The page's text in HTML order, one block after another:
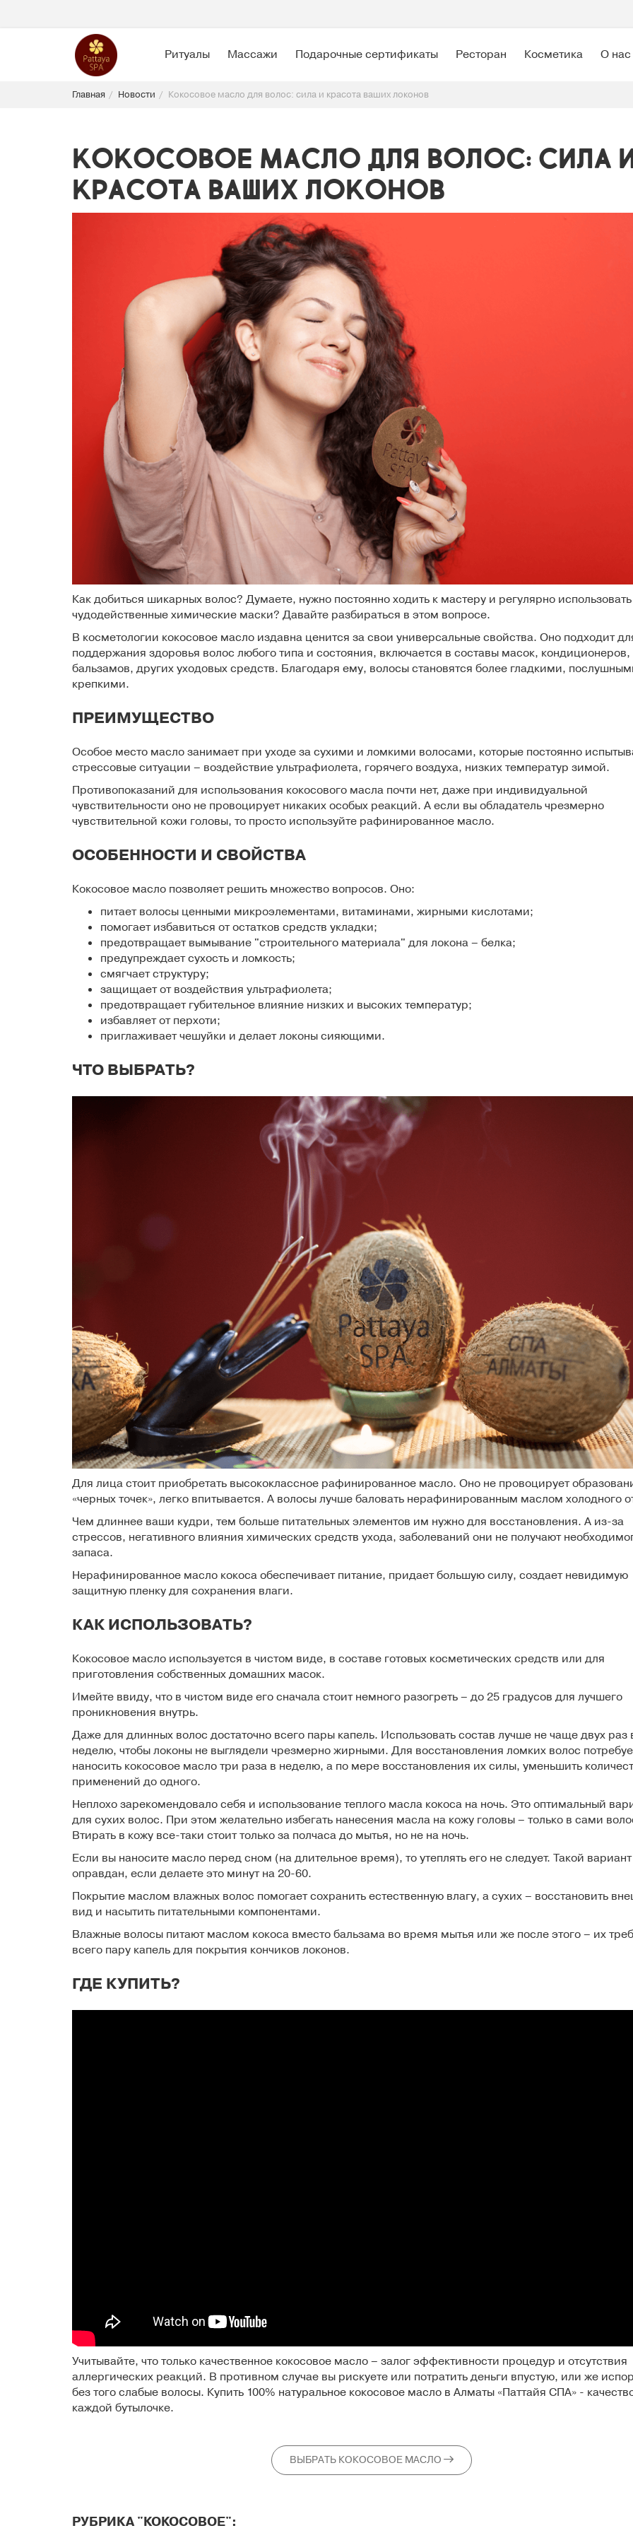
Ритуалы Массажи Подарочные сертификаты Ресторан Косметика О нас
Главная Новости Кокосовое масло для волос: сила и красота ваших локонов
Кокосовое масло для волос: сила
красота ваших локонов
Как добиться шикарных волос? Думаете, нужно постоянно ходить к мастеру и регулярно использовать
чудодейственные химические маски? Давайте разбираться в этом вопросе.
В косметологии кокосовое масло издавна ценится за свои универсальные свойства. Оно подходит
поддержания здоровья волос любого типа и состояния, включается в составы масок, кондиционеров,
бальзамов, других уходовых средств. Благодаря ему, волосы становятся более гладкими,
крепкими.
ПРЕИМУЩЕСТВО
Особое место масло занимает при уходе за сухими и ломкими волосами, которые постоянно
стрессовые ситуации – воздействие ультрафиолета, горячего воздуха, низких температур зимой.
Противопоказаний для использования кокосового масла почти нет, даже при индивидуальной
чувствительности оно не провоцирует никаких особых реакций. А если вы обладатель чрезмерно
чувствительной кожи головы, то просто используйте рафинированное масло.
ОСОБЕННОСТИ И СВОЙСТВА
Кокосовое масло позволяет решить множество вопросов. Оно:
питает волосы ценными микроэлементами, витаминами, жирными кислотами;
помогает избавиться от остатков средств укладки;
предотвращает вымывание "строительного материала" для локона – белка;
предупреждает сухость и ломкость;
смягчает структуру;
защищает от воздействия ультрафиолета;
предотвращает губительное влияние низких и высоких температур;
избавляет от перхоти;
приглаживает чешуйки и делает локоны сияющими.
ЧТО ВЫБРАТЬ?
Для лица стоит приобретать высококлассное рафинированное масло. Оно не провоцирует
«черных точек», легко впитывается. А волосы лучше баловать нерафинированным маслом холодного
Чем длиннее ваши кудри, тем больше питательных элементов им нужно для восстановления. А из-за
стрессов, негативного влияния химических средств ухода, заболеваний они не получают
запаса.
Нерафинированное масло кокоса обеспечивает питание, придает большую силу, создает невидимую
защитную пленку для сохранения влаги.
КАК ИСПОЛЬЗОВАТЬ?
Кокосовое масло используется в чистом виде, в составе готовых косметических средств или для
приготовления собственных домашних масок.
Имейте ввиду, что в чистом виде его сначала стоит немного разогреть – до 25 градусов для лучшего
проникновения внутрь.
Даже для длинных волос достаточно всего пары капель. Использовать состав лучше не чаще двух раз
неделю, чтобы локоны не выглядели чрезмерно жирными. Для восстановления ломких волос
наносить кокосовое масло три раза в неделю, а по мере восстановления их силы, уменьшить
применений до одного.
Неплохо зарекомендовало себя и использование теплого масла кокоса на ночь. Это оптимальный
для сухих волос. При этом желательно избегать нанесения масла на кожу головы – только в сами
Втирать в кожу все-таки стоит только за полчаса до мытья, но не на ночь.
Если вы наносите масло перед сном (на длительное время), то утеплять его не следует. Такой вариант
оправдан, если делаете это минут на 20-60.
Покрытие маслом влажных волос помогает сохранить естественную влагу, а сухих – восстановить
вид и насытить питательными компонентами.
Влажные волосы питают маслом кокоса вместо бальзама во время мытья или же после этого – их
всего пару капель для покрытия кончиков локонов.
ГДЕ КУПИТЬ?
Учитывайте, что только качественное кокосовое масло – залог эффективности процедур и отсутствия
аллергических реакций. В противном случае вы рискуете или потратить деньги впустую, или же
без того слабые волосы. Купить 100% натуральное кокосовое масло в Алматы «Паттайя СПА» -
каждой бутылочке.
ВЫБРАТЬ КОКОСОВОЕ МАСЛО
РУБРИКА "КОКОСОВОЕ":